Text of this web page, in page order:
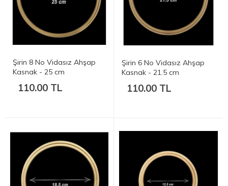
Şirin 8 No Vidasız Ahşap
Kasnak - 25 cm
110.00 TL
Şirin 6 No Vidasız Ahşap
Kasnak - 21.5 cm
110.00 TL